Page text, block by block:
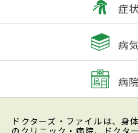
症状
病気
病院
ドクターズ・ファイルは、身